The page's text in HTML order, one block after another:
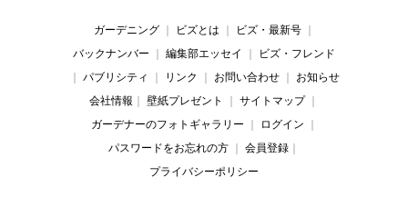
ガーデニング｜ ビズとは ｜ ビズ・最新号｜
バックナンバー ｜ 編集部エッセイ ｜
ビズ・フレンド
｜ パブリシティ ｜ リンク ｜ お問い合わせ｜
お知らせ
会社情報 ｜ 壁紙プレゼント ｜ サイトマップ｜
ガーデナーのフォトギャラリー ｜ ログイン ｜
パスワードをお忘れの方 ｜ 会員登録 ｜
プライバシーポリシー